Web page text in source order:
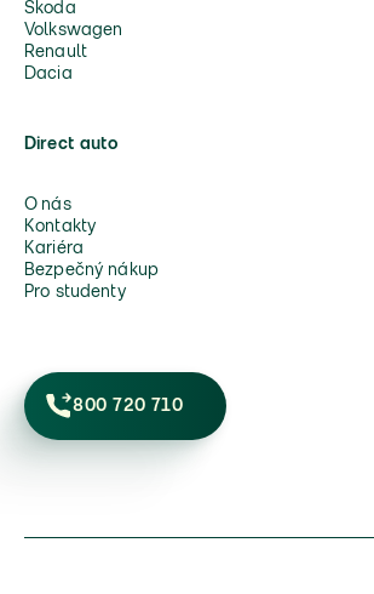
Škoda
Volkswagen
Renault
Dacia
Direct auto
O nás
Kontakty
Kariéra
Bezpečný nákup
Pro studenty
800 720 710